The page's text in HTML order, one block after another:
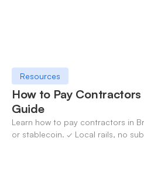
Resources
How to Pay
Guide
Learn how to pay contractors in
or stablecoin. ✓ Local rails, no